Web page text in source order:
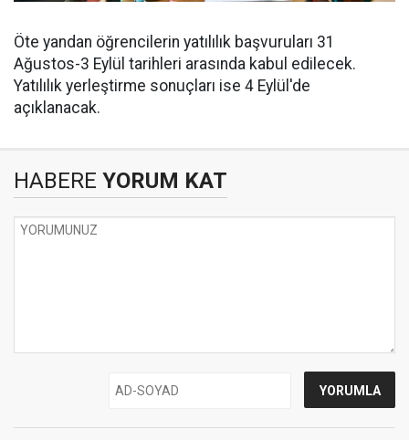
Öte yandan öğrencilerin yatılılık başvuruları 31
Ağustos-3 Eylül tarihleri arasında kabul edilecek.
Yatılılık yerleştirme sonuçları ise 4 Eylül'de
açıklanacak.
HABERE YORUM KAT